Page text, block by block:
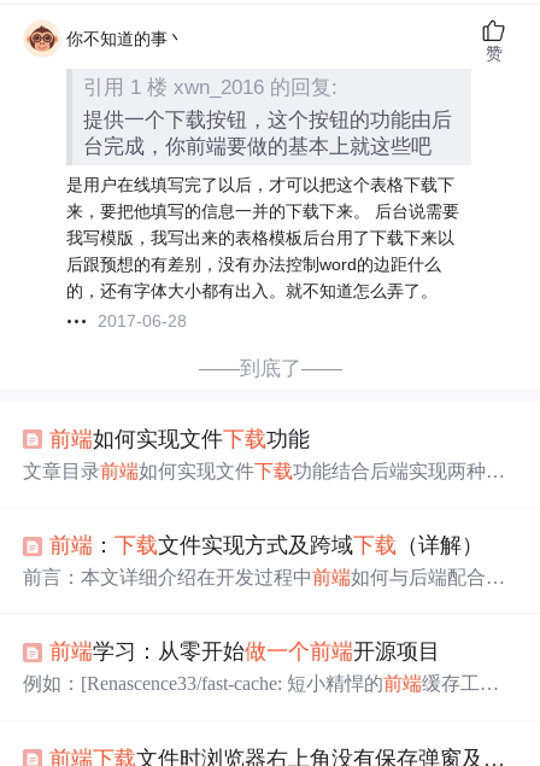
你不知道的事丶
引用 1 楼 xwn_2016 的回复:
提供一个下载按钮，这个按钮的功能由后
台完成，你前端要做的基本上就这些吧
是用户在线填写完了以后，才可以把这个表格下载下
来，要把他填写的信息一并的下载下来。 后台说需要
我写模版，我写出来的表格模板后台用了下载下来以
后跟预想的有差别，没有办法控制word的边距什么
的，还有字体大小都有出入。就不知道怎么弄了。
2017-06-28
赞
——到底了——
前端如何实现文件下载功能
文章目录前端如何实现文件下载功能结合后端实现两种实
现数据来源实现思路第一步、将数据生成对应得`data:URL
s`或`blob:URL`生成`data:URLs`生成`BlobURLs`第二步、处
术...
前端 ：下载文件实现方式及跨域下载 （详解）
前言：本文详细介绍在开发过程中前端如何与后端配合实
本地的需求，那么恭喜你本篇文章一定会帮到你！ 需求：
实现二进制下载、URL下载、跨域下载 后端：Spring前端
下，我们前端需要...
前端学习：从零开始做一个前端开源项目
例如：[Renascence33/fast-cache: 短小精悍的前端缓存工
缓存工具，防止内存“侧漏” (github.com)")拉取和推送：使
前端下载文件时浏览器右上角没有保存弹窗及显示进度，